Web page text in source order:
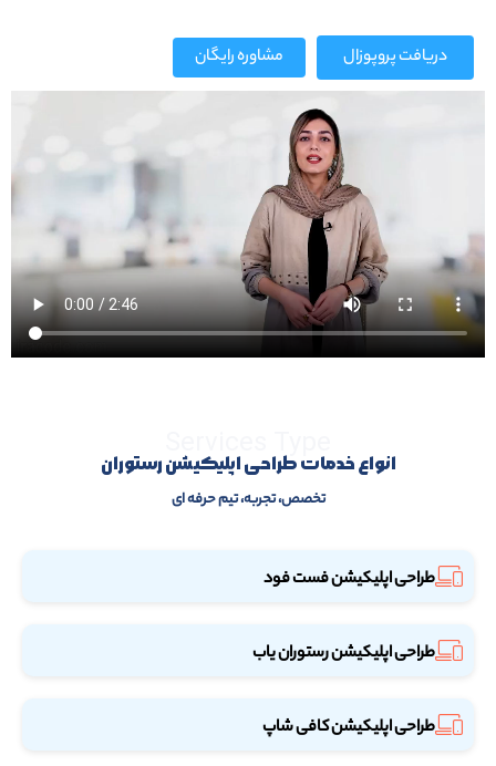
دریافت پروپوزال مشاوره رایگان
انواع خدمات طراحی اپلیکیشن رستوران
تخصص، تجربه، تیم حرفه ای
طراحی اپلیکیشن فست فود
طراحی اپلیکیشن رستوران یاب
طراحی اپلیکیشن کافی شاپ